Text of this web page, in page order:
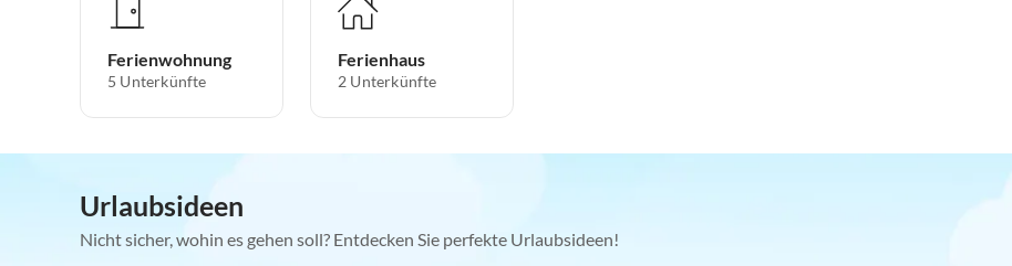
Ferienwohnung
5 Unterkünfte
Ferienhaus
2 Unterkünfte
Urlaubsideen
Nicht sicher, wohin es gehen soll? Entdecken Sie perfekte Urlaubsideen!